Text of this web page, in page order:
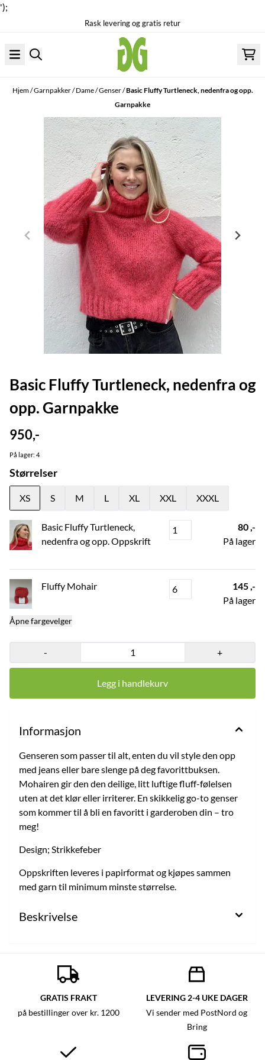
');
Rask levering og gratis retur
Hjem/Garnpakker/Dame/Genser/Basic Fluffy Turtleneck, nedenfra og opp.
Garnpakke
Basic Fluffy Turtleneck, nedenfra og
opp. Garnpakke
950,-
På lager: 4
Størrelser
XS S M L XL XXL XXXL
Basic Fluffy Turtleneck,
nedenfra og opp. Oppskrift
80 ,-
På lager
Fluffy Mohair
145 ,-
På lager
Åpne fargevelger
- +
Legg i handlekurv
Informasjon
Genseren som passer til alt, enten du vil style den opp
med jeans eller bare slenge på deg favorittbuksen.
Mohairen gir den den deilige, litt luftige fluff-følelsen
uten at det klør eller irriterer. En skikkelig go-to genser
som kommer til å bli en favoritt i garderoben din – tro
meg!
Design; Strikkefeber
Oppskriften leveres i papirformat og kjøpes sammen
med garn til minimum minste størrelse.
Beskrivelse
GRATIS FRAKT
på bestillinger over kr. 1200
LEVERING 2-4 UKE DAGER
Vi sender med PostNord og
Bring